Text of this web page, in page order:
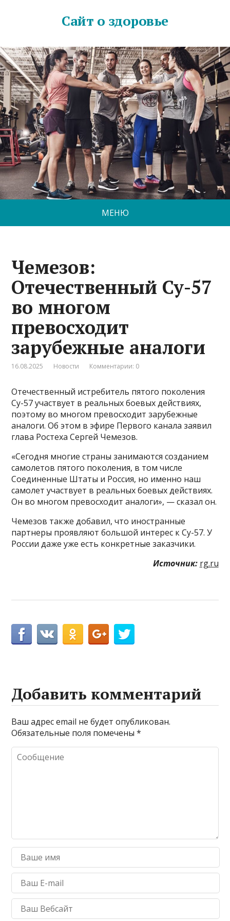
Сайт о здоровье
МЕНЮ
Чемезов:
Отечественный Су-57
во многом
превосходит
зарубежные аналоги
16.08.2025 Новости Комментарии: 0
Отечественный истребитель пятого поколения
Су-57 участвует в реальных боевых действиях,
поэтому во многом превосходит зарубежные
аналоги. Об этом в эфире Первого канала заявил
глава Ростеха Сергей Чемезов.
«Сегодня многие страны занимаются созданием
самолетов пятого поколения, в том числе
Соединенные Штаты и Россия, но именно наш
самолет участвует в реальных боевых действиях.
Он во многом превосходит аналоги», — сказал он.
Чемезов также добавил, что иностранные
партнеры проявляют большой интерес к Су-57. У
России даже уже есть конкретные заказчики.
Источник: rg.ru
Добавить комментарий
Ваш адрес email не будет опубликован.
Обязательные поля помечены*